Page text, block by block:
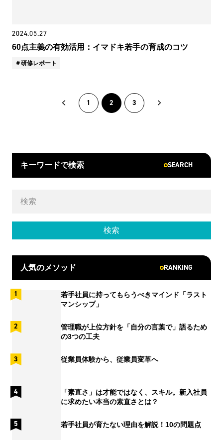
2024.05.27
60点主義の有効活用：イマドキ若手の育成のコツ
研修レポート
1 2 3
キーワードで検索 SEARCH
人気のメソッド RANKING
若手社員に持ってもらうべきマインド「ラスト
マンシップ」
管理職が上位方針を「自分の言葉で」語るため
の3つの工夫
従業員体験から、従業員変革へ
「素直さ」は才能ではなく、スキル。新入社員
に求めたい本当の素直さとは？
若手社員が育たない理由を解説！10の問題点